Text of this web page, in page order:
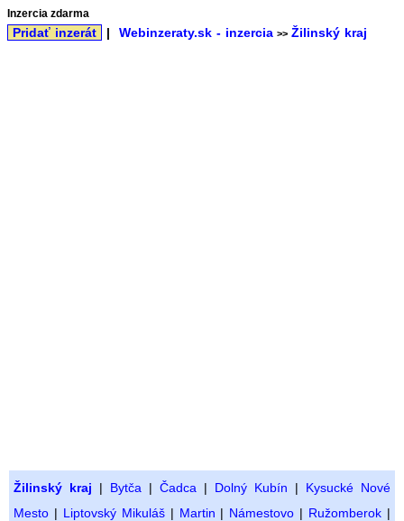
Inzercia zdarma
Pridať inzerát | Webinzeraty.sk - inzercia >> Žilinský kraj
Žilinský kraj | Bytča | Čadca | Dolný Kubín | Kysucké Nové
Mesto | Liptovský Mikuláš| Martin | Námestovo | Ružomberok |